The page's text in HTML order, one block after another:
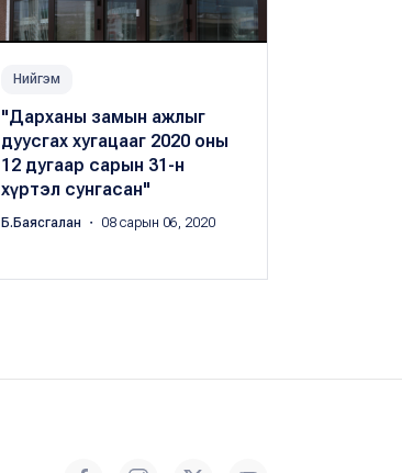
Нийгэм
"Дарханы замын ажлыг
дуусгах хугацааг 2020 оны
12 дугаар сарын 31-н
хүртэл сунгасан"
Б.Баясгалан ・ 08 сарын 06, 2020